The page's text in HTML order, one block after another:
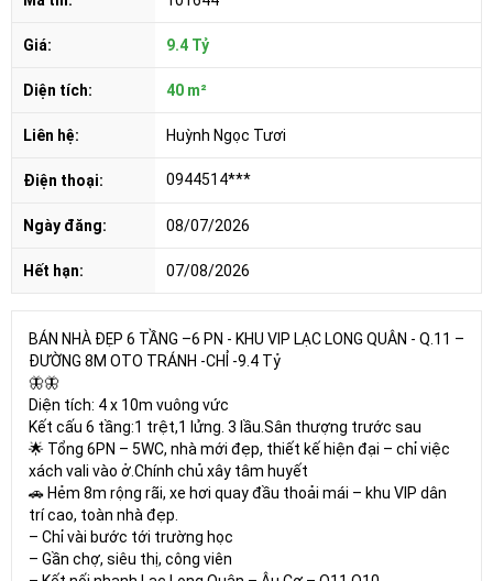
Giá: 9.4 Tỷ
Diện tích: 40 m²
Liên hệ: Huỳnh Ngọc Tươi
Điện thoại: 0944514***
Ngày đăng: 08/07/2026
Hết hạn: 07/08/2026
BÁN NHÀ ĐẸP 6 TẦNG –6 PN - KHU VIP LẠC LONG QUÂN - Q.11 –
ĐƯỜNG 8M OTO TRÁNH -CHỈ -9.4 Tỷ
🦋🦋
Diện tích: 4 x 10m vuông vức
Kết cấu 6 tầng:1 trệt,1 lửng. 3 lầu.Sân thượng trước sau
🌟 Tổng 6PN – 5WC, nhà mới đẹp, thiết kế hiện đại – chỉ việc
xách vali vào ở.Chính chủ xây tâm huyết
🚗 Hẻm 8m rộng rãi, xe hơi quay đầu thoải mái – khu VIP dân
trí cao, toàn nhà đẹp.
– Chỉ vài bước tới trường học
– Gần chợ, siêu thị, công viên